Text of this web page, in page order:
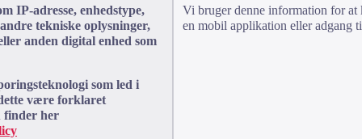
IP-adresse, enhedstype,
tekniske oplysninger,
anden digital enhed som
som led i
være forklaret
finder her
Vi bruger denne information for at
en mobil applikation eller adgang